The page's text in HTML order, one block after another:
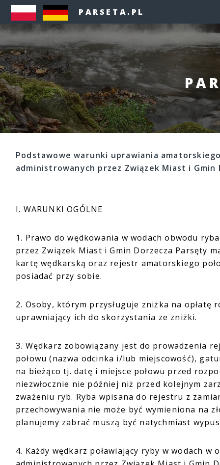
PARSETA.PL
Podstawowe warunki uprawiania
administrowanych przez Związek Miast i Gmin
I. WARUNKI OGÓLNE
1. Prawo do wędkowania w wodach obwodu
przez Związek Miast i Gmin Dorzecza Parsęty
kartę wędkarską oraz rejestr amatorskiego
posiadać przy sobie.
2. Osoby, którym przysługuje zniżka na
uprawniający ich do skorzystania ze zniżki.
3. Wędkarz zobowiązany jest do prowadzenia
połowu (nazwa odcinka i/lub miejscowość),
na bieżąco tj. datę i miejsce połowu przed
niezwłocznie nie później niż przed kolejnym
zważeniu ryb. Ryba wpisana do rejestru z
przechowywania nie może być wymieniona na
planujemy zabrać muszą być natychmiast
4. Każdy wędkarz poławiający ryby w wodach